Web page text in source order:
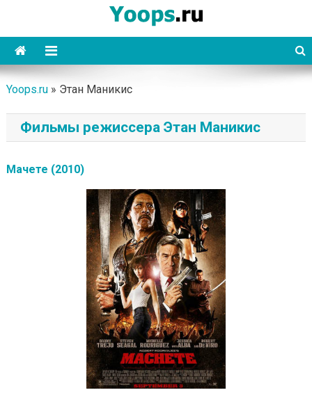
content
Yoops
Yoops.ru» Этан Маникис
Фильмы режиссера Этан Маникис
Мачете (2010)